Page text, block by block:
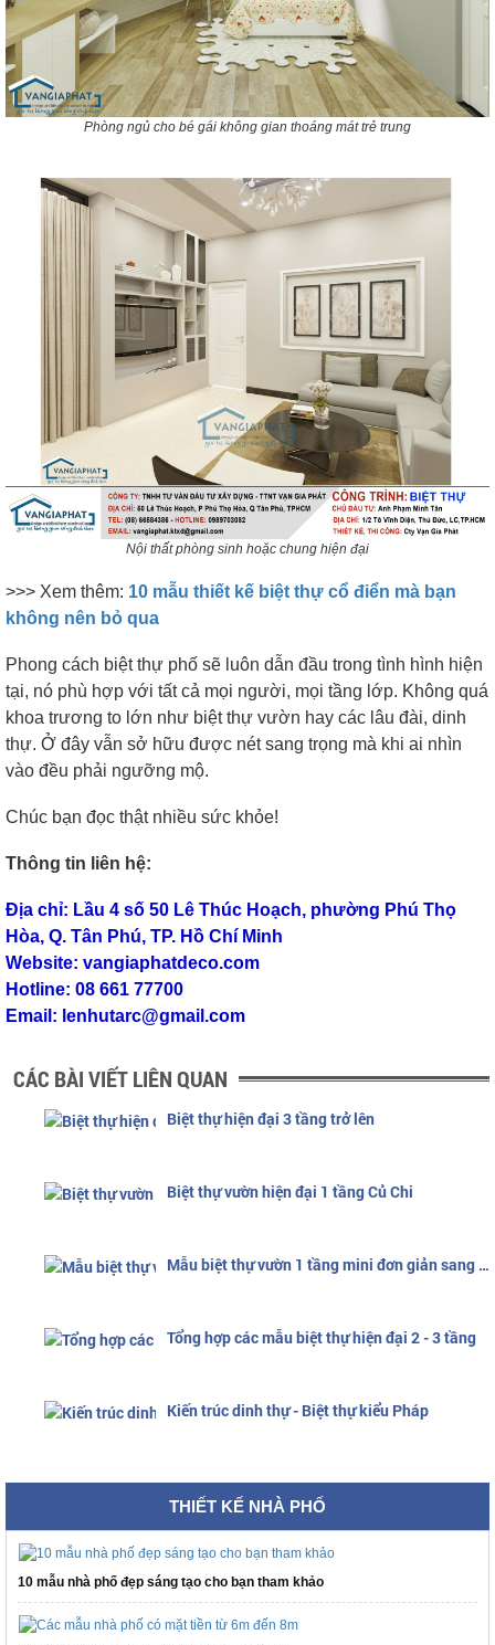
Phòng ngủ cho bé gái không gian thoáng mát trẻ trung
Nội thất phòng sinh hoặc chung hiện đại
>>> Xem thêm: 10 mẫu thiết kế biệt thự cổ điển mà bạn
không nên bỏ qua
Phong cách biệt thự phố sẽ luôn dẫn đầu trong tình hình hiện
tại, nó phù hợp với tất cả mọi người, mọi tầng lớp. Không quá
khoa trương to lớn như biệt thự vườn hay các lâu đài, dinh
thự. Ở đây vẫn sở hữu được nét sang trọng mà khi ai nhìn
vào đều phải ngưỡng mộ.
Chúc bạn đọc thật nhiều sức khỏe!
Thông tin liên hệ:
Địa chỉ: Lầu 4 số 50 Lê Thúc Hoạch, phường Phú Thọ
Hòa, Q. Tân Phú, TP. Hồ Chí Minh
Website: vangiaphatdeco.com
Hotline: 08 661 77700
Email: lenhutarc@gmail.com
CÁC BÀI VIẾT LIÊN QUAN
Biệt thự hiện đại 3 tầng trở lên
Biệt thự vườn hiện đại 1 tầng Củ Chi
Mẫu biệt thự vườn 1 tầng mini đơn giản sang trọng
Tổng hợp các mẫu biệt thự hiện đại 2 - 3 tầng
Kiến trúc dinh thự - Biệt thự kiểu Pháp
THIẾT KẾ NHÀ PHỐ
10 mẫu nhà phố đẹp sáng tạo cho bạn tham khảo